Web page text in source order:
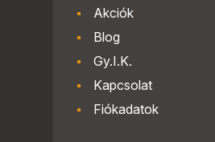
Akciók
Blog
Gy.I.K.
Kapcsolat
Fiókadatok